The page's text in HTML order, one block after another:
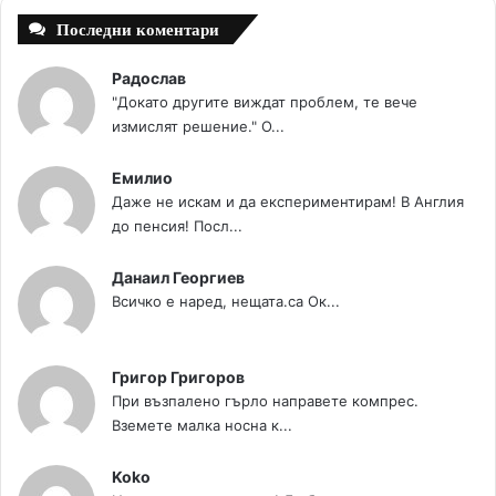
Последни коментари
Радослав
"Докато другите виждат проблем, те вече
измислят решение." О...
Емилио
Даже не искам и да експериментирам! В Англия
до пенсия! Посл...
Данаил Георгиев
Всичко е наред, нещата.са Ок...
Григор Григоров
При възпалено гърло направете компрес.
Вземете малка носна к...
Koko